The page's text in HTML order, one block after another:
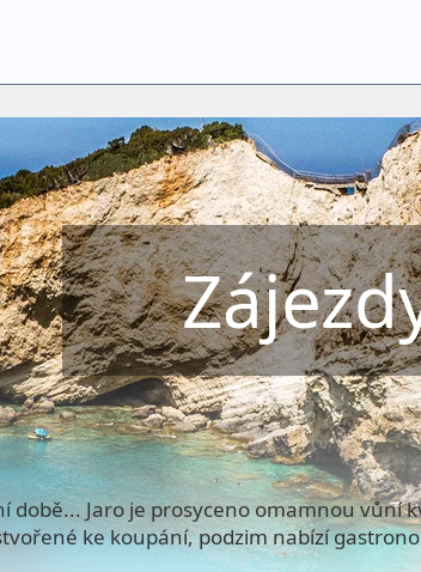
době... Jaro je prosyceno omamnou vůní
ke koupání, podzim nabízí